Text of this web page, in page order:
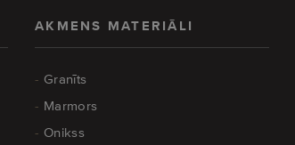
AKMENS MATERIĀLI
Granīts
Marmors
Onikss